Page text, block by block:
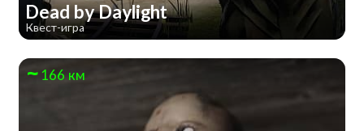
Dead by Daylight
Квест-игра
166 км